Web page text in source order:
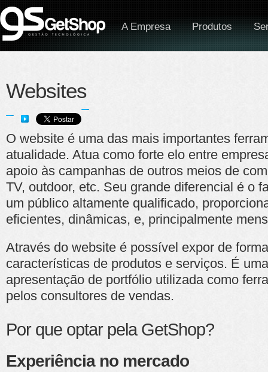
A Empresa Produtos
Websites
O website é uma das mais importantes
atualidade. Atua como forte elo entre
apoio às campanhas de outros meios de
TV, outdoor, etc. Seu grande diferencial é o
um público altamente qualificado,
eficientes, dinâmicas, e, principalmente
Através do website é possível expor de
características de produtos e serviços. É
apresentação de portfólio utilizada como
pelos consultores de vendas.
Por que optar pela GetShop?
Experiência no mercado